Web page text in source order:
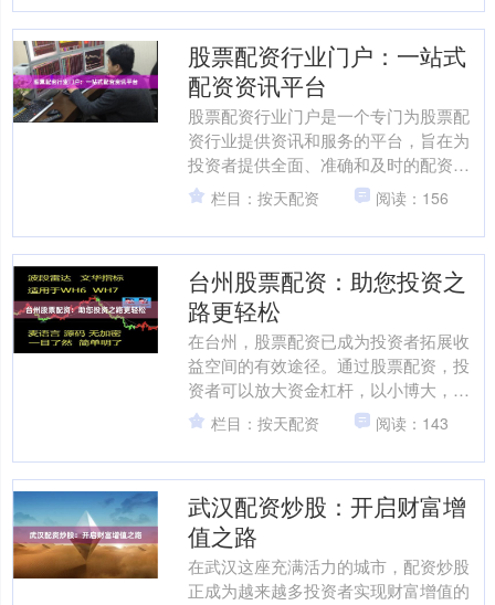
股票配资行业门户：一站式
配资资讯平台
股票配资行业门户是一个专门为股票配
资行业提供资讯和服务的平台，旨在为
投资者提供全面、准确和及时的配资信
息。 该门户汇集了行业内最新动态、政
策法规、配资公司排名、....
栏目：按天配资 阅读：156
台州股票配资：助您投资之
路更轻松
在台州，股票配资已成为投资者拓展收
益空间的有效途径。通过股票配资，投
资者可以放大资金杠杆，以小博大，提
升投资收益。 股票配资公司提供资金杠
杆，通常为1:1至1:....
栏目：按天配资 阅读：143
武汉配资炒股：开启财富增
值之路
在武汉这座充满活力的城市，配资炒股
正成为越来越多投资者实现财富增值的